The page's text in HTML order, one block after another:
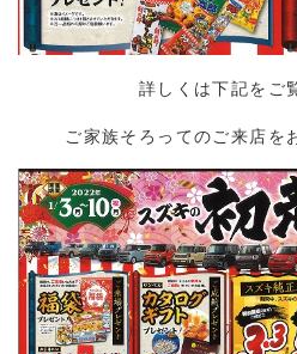
詳しくは下記をご
ご家族そろってのご来店を